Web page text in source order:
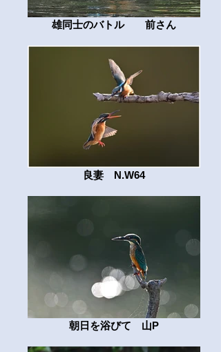
雄同士のバトル 前さん
良妻 N.W64
朝日を浴びて 山P